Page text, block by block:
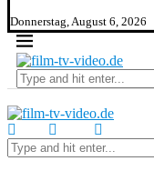
Donnerstag, August 6, 2026